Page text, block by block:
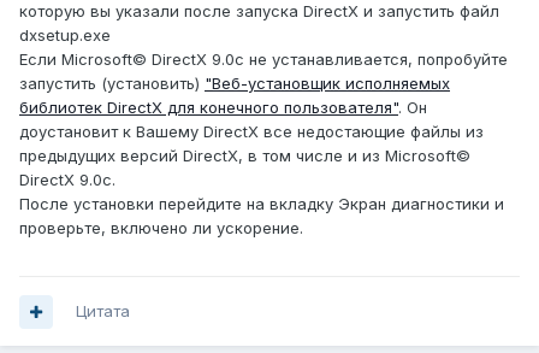
которую вы указали после запуска DirectX и запустить файл
dxsetup.exe
Если Microsoft© DirectX 9.0c не устанавливается, попробуйте
запустить (установить) "Веб-установщик исполняемых
библиотек DirectX для конечного пользователя". Он
доустановит к Вашему DirectX все недостающие файлы из
предыдущих версий DirectX, в том числе и из Microsoft©
DirectX 9.0c.
После установки перейдите на вкладку Экран диагностики и
проверьте, включено ли ускорение.
Цитата